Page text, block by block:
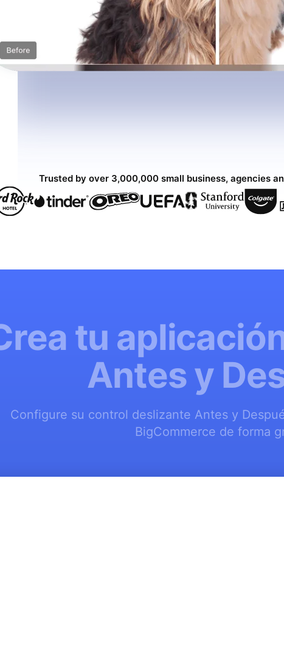
Trusted by over 3,000,000 small business, agencies
tu
Antes y
Configure su control deslizante Antes y
BigCommerce de forma